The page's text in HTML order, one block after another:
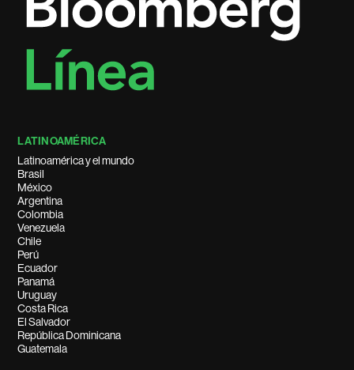
LATINOAMÉRICA
Latinoamérica y el mundo
Brasil
México
Argentina
Colombia
Venezuela
Chile
Perú
Ecuador
Panamá
Uruguay
Costa Rica
El Salvador
República Dominicana
Guatemala